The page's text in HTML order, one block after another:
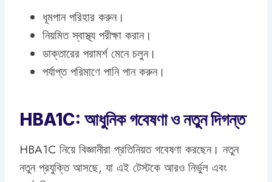
ধূমপান পরিহার করুন।
নিয়মিত স্বাস্থ্য পরীক্ষা করান।
ডাক্তারের পরামর্শ মেনে চলুন।
পর্যাপ্ত পরিমাণে পানি পান করুন।
HBA1C: আধুনিক গবেষণা ও নতুন দিগন্ত
HBA1C নিয়ে বিজ্ঞানীরা প্রতিনিয়ত গবেষণা করছেন। নতুন
নতুন প্রযুক্তি আসছে, যা এই টেস্টকে আরও নির্ভুল এবং